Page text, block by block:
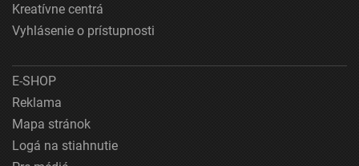
Kreatívne centrá
Vyhlásenie o prístupnosti
E-SHOP
Reklama
Mapa stránok
Logá na stiahnutie